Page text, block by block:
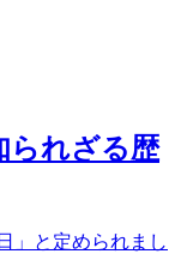
られざる歴
」と定められまし